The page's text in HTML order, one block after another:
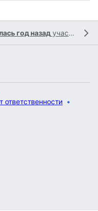
год назад участником
ответственности